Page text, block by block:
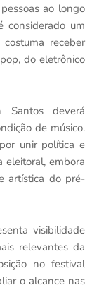
ao longo
considerado um
receber
do eletrônico
Santos deverá
de músico.
unir política e
eleitoral, embora
artística do pré-
visibilidade
relevantes da
no festival
o alcance nas